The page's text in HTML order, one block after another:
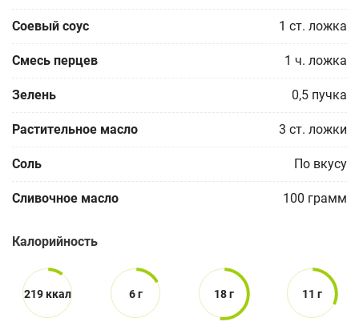
Соевый соус 1 ст. ложка
Смесь перцев 1 ч. ложка
Зелень 0,5 пучка
Растительное масло 3 ст. ложки
Соль По вкусу
Сливочное масло 100 грамм
Калорийность
219 ккал 6 г 18 г 11 г